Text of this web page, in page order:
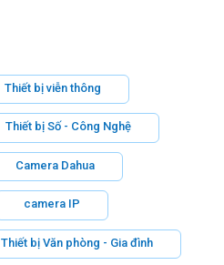
Thiết bị viễn thông
Thiết bị Số - Công Nghệ
Camera Dahua
camera IP
Thiết bị Văn phòng - Gia đình